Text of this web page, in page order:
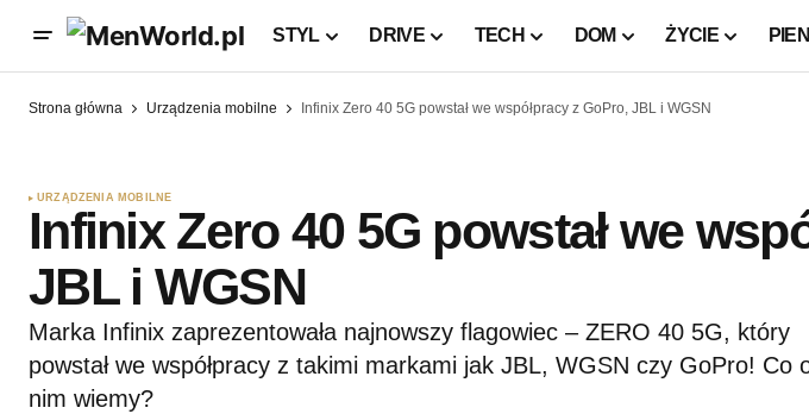
STYL DRIVE TECH DOM ŻYCIE
Strona główna Urządzenia mobilne Infinix Zero 40 5G powstał we współpracy z GoPro, JBL i WGSN
URZĄDZENIA MOBILNE
Infinix Zero 40 5G powstał we
JBL i WGSN
Marka Infinix zaprezentowała najnowszy flagowiec – ZERO 40 5G, który
powstał we współpracy z takimi markami jak JBL, WGSN czy GoPro! Co
nim wiemy?